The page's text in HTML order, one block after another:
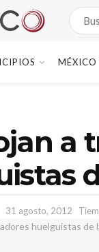
MÉXICO
a
31 agosto, 2012